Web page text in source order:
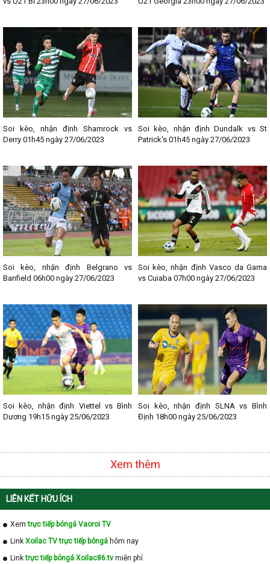
Soi kèo, nhận định Shamrock vs
Derry 01h45 ngày 27/06/2023
Soi kèo, nhận định Dundalk vs St
Patrick's 01h45 ngày 27/06/2023
Soi kèo, nhận định Belgrano vs
Banfield 06h00 ngày 27/06/2023
Soi kèo, nhận định Vasco da Gama
vs Cuiaba 07h00 ngày 27/06/2023
Soi kèo, nhận định Viettel vs Bình
Dương 19h15 ngày 25/06/2023
Soi kèo, nhận định SLNA vs Bình
Định 18h00 ngày 25/06/2023
Xem thêm
LIÊN KẾT HỮU ÍCH
Xemtrực tiếp bóngá Vaoroi TV
Link Xoilac TV trực tiếp bóngá hôm nay
Linktrực tiếp bóngá Xoilac86.tv miễn phí